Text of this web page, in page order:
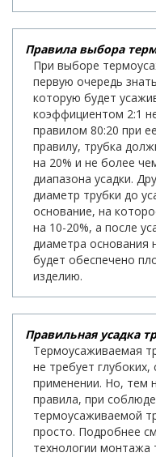
Правила выбора
При выборе
первую очередь
которую будет
коэффициентом 2:1
правилом 80:20 при
правилу, трубка
на 20% и не более
диапазона усадки.
диаметр трубки до
основание, на
на 10-20%, а после
диаметра основания
будет обеспечено
изделию.
Правильная усадка
Термоусаживаемая
не требует
применении. Но, тем
правила, при
термоусаживаемой
просто. Подробнее
технологии монтажа